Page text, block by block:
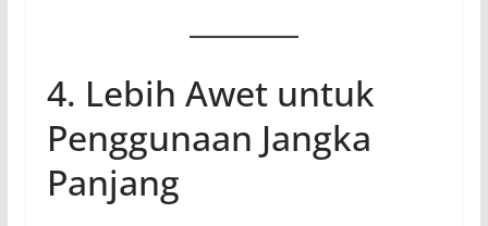
4. Lebih Awet untuk
Penggunaan Jangka
Panjang